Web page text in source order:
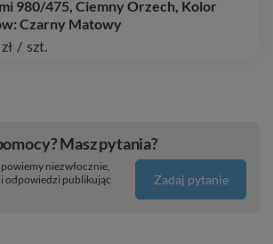
980/475, Ciemny Orzech, Kolor
Czarny Matowy
/ szt.
Masz pytania?
niezwłocznie,
odpowiedzi publikując
Zadaj pytanie